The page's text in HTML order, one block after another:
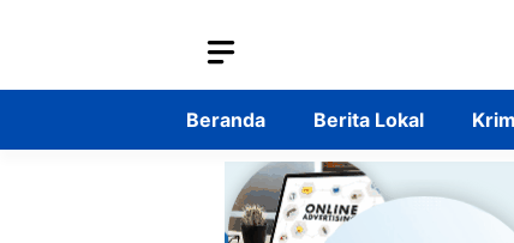
Beranda Berita Lokal